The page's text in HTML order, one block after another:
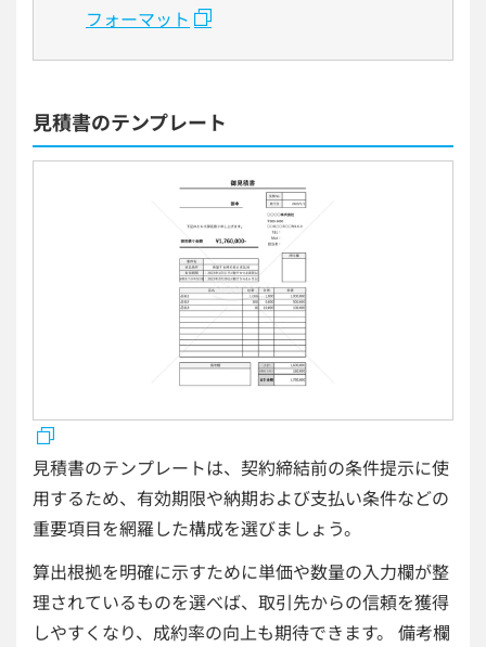
フォーマット
見積書のテンプレート
見積書のテンプレートは、契約締結前の条件提示に使
用するため、有効期限や納期および支払い条件などの
重要項目を網羅した構成を選びましょう。
算出根拠を明確に示すために単価や数量の入力欄が整
理されているものを選べば、取引先からの信頼を獲得
しやすくなり、成約率の向上も期待できます。 備考欄